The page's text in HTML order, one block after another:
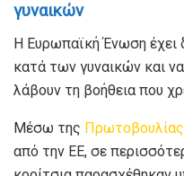
γυναικών
Η Ευρωπαϊκή Ένωση έχει
κατά των γυναικών και
λάβουν τη βοήθεια που
Μέσω της
από την ΕΕ, σε